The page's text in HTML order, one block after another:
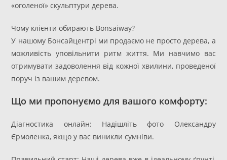
«оголеної» скульптури дерева.
Чому клієнти обирають Bonsaiway?
У нашому Бонсайцентрі ми продаємо не просто дерева, а
можливість уповільнити ритм життя. Ми навчимо вас
отримувати задоволення від кожної хвилини, проведеної
поруч із вашим деревом.
Що ми пропонуємо для вашого комфорту:
Діагностика онлайн: Надішліть фото Олександру
Єрмоленка, якщо у вас виникли сумніви.